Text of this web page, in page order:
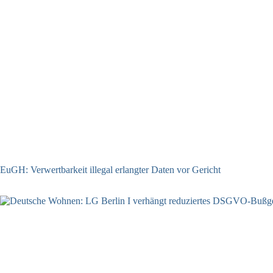
EuGH: Verwertbarkeit illegal erlangter Daten vor Gericht